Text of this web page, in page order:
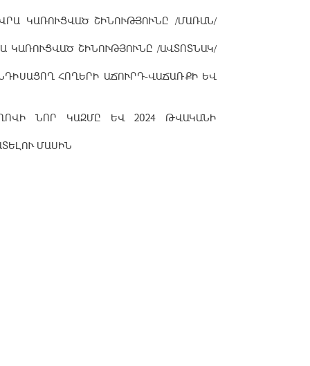
ԿԱՌՈՒՑՎԱԾ ՇԻՆՈՒԹՅՈՒՆԸ /ՄԱՌԱՆ/
ՇԻՆՈՒԹՅՈՒՆԸ /ԱՎՏՈՏՆԱԿ/
ՀՈՂԵՐԻ ԱՃՈՒՐԴ-ՎԱՃԱՌՔԻ ԵՎ
ՆՈՐ ԿԱԶՄԸ ԵՎ 2024 ԹՎԱԿԱՆԻ
ՄԱՍԻՆ